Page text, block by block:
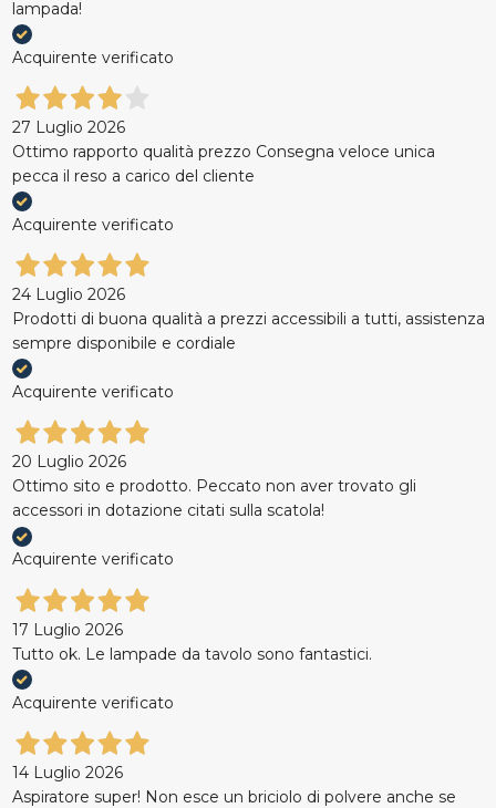
lampada!
Acquirente verificato
27 Luglio 2026
Ottimo rapporto qualità prezzo Consegna veloce unica
pecca il reso a carico del cliente
Acquirente verificato
24 Luglio 2026
Prodotti di buona qualità a prezzi accessibili a tutti, assistenza
sempre disponibile e cordiale
Acquirente verificato
20 Luglio 2026
Ottimo sito e prodotto. Peccato non aver trovato gli
accessori in dotazione citati sulla scatola!
Acquirente verificato
17 Luglio 2026
Tutto ok. Le lampade da tavolo sono fantastici.
Acquirente verificato
14 Luglio 2026
Aspiratore super! Non esce un briciolo di polvere anche se